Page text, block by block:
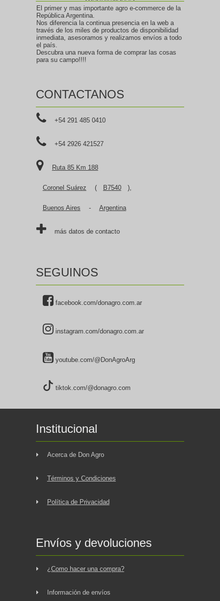
El primer y mas importante agro e-commerce de la
República Argentina.
Nos diferencia la continua presencia en la web a
través de los miles de productos de disponibilidad
inmediata, asesoramos y realizamos envíos a todo
el país.
Descubra una nueva forma de comprar las cosas
para su campo!!!!
CONTACTANOS
+54 291 485 0410
+54 2926 421527
Ruta 85 Km 188
Coronel Suárez ( B7540 ),
Buenos Aires - Argentina
más datos de contacto
SEGUINOS
facebook.com/donagro.com.ar
instagram.com/donagro.com.ar
youtube.com/@DonAgroArg
tiktok.com/@donagro.com
Institucional
Acerca de Don Agro
Términos y Condiciones
Política de Privacidad
Envíos y devoluciones
¿Como hacer una compra?
Información de envíos